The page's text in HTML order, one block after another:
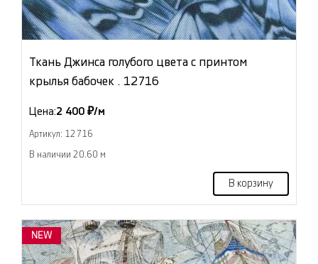
Ткань Джинса голубого цвета с принтом
крылья бабочек . 12716
Цена:2 400 ₽/м
Артикул: 12716
В наличии 20.60 м
В корзину
NEW